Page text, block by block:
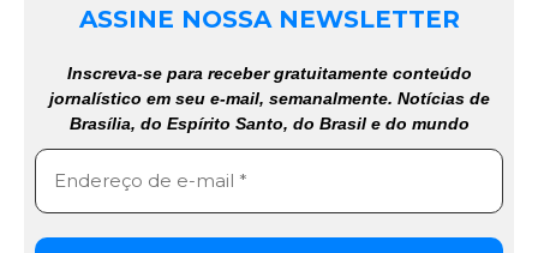
ASSINE NOSSA NEWSLETTER
Inscreva-se para receber gratuitamente conteúdo
jornalístico em seu e-mail, semanalmente. Notícias de
Brasília, do Espírito Santo, do Brasil e do mundo